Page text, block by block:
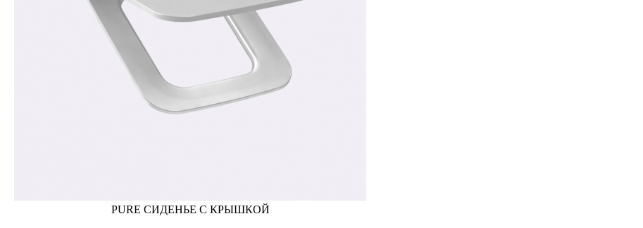
PURE СИДЕНЬЕ С КРЫШКОЙ